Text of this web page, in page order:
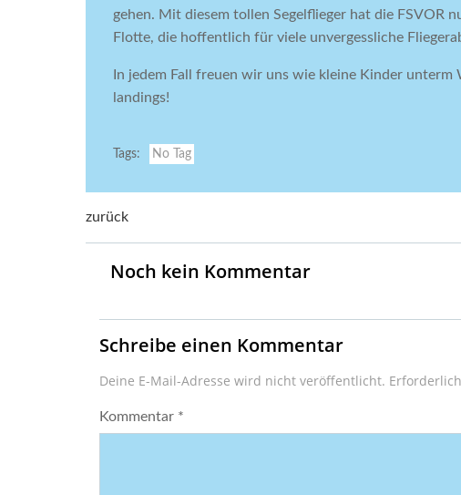
gehen. Mit diesem tollen Segelflieger hat die FSVOR
Flotte, die hoffentlich für viele unvergessliche
In jedem Fall freuen wir uns wie kleine Kinder
landings!
Tags: No Tag
Post
navigation
zurück
Noch kein Kommentar
Schreibe einen Kommentar
Deine E-Mail-Adresse wird nicht veröffentlicht.
Kommentar *